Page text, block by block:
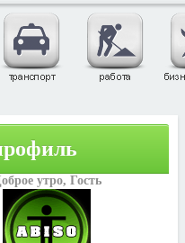
утро, Гость